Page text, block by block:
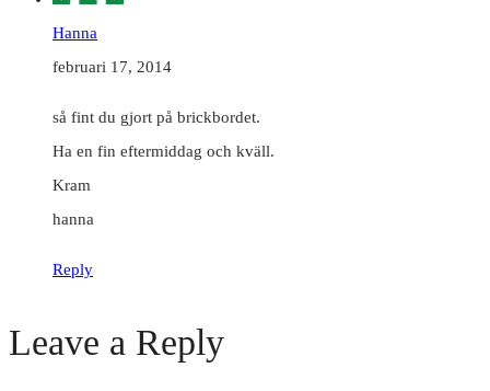
Hanna
februari 17, 2014
så fint du gjort på brickbordet.
Ha en fin eftermiddag och kväll.
Kram
hanna
Reply
Leave a Reply